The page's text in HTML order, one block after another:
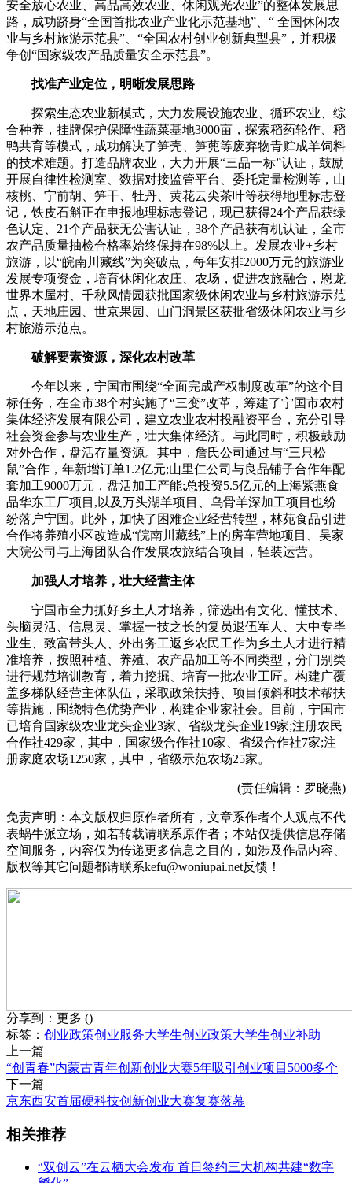
安全放心农业、高品高效农业、休闲观光农业”的整体发展思
路，成功跻身“全国首批农业产业化示范基地”、“ 全国休闲农
业与乡村旅游示范县”、“全国农村创业创新典型县”，并积极
争创“国家级农产品质量安全示范县”。
找准产业定位，明晰发展思路
探索生态农业新模式，大力发展设施农业、循环农业、综
合种养，挂牌保护保障性蔬菜基地3000亩，探索稻药轮作、稻
鸭共育等模式，成功解决了笋壳、笋蔸等废弃物青贮成羊饲料
的技术难题。打造品牌农业，大力开展“三品一标”认证，鼓励
开展自律性检测室、数据对接监管平台、委托定量检测等，山
核桃、宁前胡、笋干、牡丹、黄花云尖茶叶等获得地理标志登
记，铁皮石斛正在申报地理标志登记，现已获得24个产品获绿
色认定、21个产品获无公害认证，38个产品获有机认证，全市
农产品质量抽检合格率始终保持在98%以上。发展农业+乡村
旅游，以“皖南川藏线”为突破点，每年安排2000万元的旅游业
发展专项资金，培育休闲化农庄、农场，促进农旅融合，恩龙
世界木屋村、千秋风情园获批国家级休闲农业与乡村旅游示范
点，天地庄园、世京果园、山门洞景区获批省级休闲农业与乡
村旅游示范点。
破解要素资源，深化农村改革
今年以来，宁国市围绕“全面完成产权制度改革”的这个目
标任务，在全市38个村实施了“三变”改革，筹建了宁国市农村
集体经济发展有限公司，建立农业农村投融资平台，充分引导
社会资金参与农业生产，壮大集体经济。与此同时，积极鼓励
对外合作，盘活存量资源。其中，詹氏公司通过与“三只松
鼠”合作，年新增订单1.2亿元;山里仁公司与良品铺子合作年配
套加工9000万元，盘活加工产能;总投资5.5亿元的上海紫燕食
品华东工厂项目,以及万头湖羊项目、乌骨羊深加工项目也纷
纷落户宁国。此外，加快了困难企业经营转型，林苑食品引进
合作将养殖小区改造成“皖南川藏线”上的房车营地项目、吴家
大院公司与上海团队合作发展农旅结合项目，轻装运营。
加强人才培养，壮大经营主体
宁国市全力抓好乡土人才培养，筛选出有文化、懂技术、
头脑灵活、信息灵、掌握一技之长的复员退伍军人、大中专毕
业生、致富带头人、外出务工返乡农民工作为乡土人才进行精
准培养，按照种植、养殖、农产品加工等不同类型，分门别类
进行规范培训教育，着力挖掘、培育一批农业工匠。构建广覆
盖多梯队经营主体队伍，采取政策扶持、项目倾斜和技术帮扶
等措施，围绕特色优势产业，构建企业家社会。目前，宁国市
已培育国家级农业龙头企业3家、省级龙头企业19家;注册农民
合作社429家，其中，国家级合作社10家、省级合作社7家;注
册家庭农场1250家，其中，省级示范农场25家。
(责任编辑：罗晓燕)
免责声明：本文版权归原作者所有，文章系作者个人观点不代
表蜗牛派立场，如若转载请联系原作者；本站仅提供信息存储
空间服务，内容仅为传递更多信息之目的，如涉及作品内容、
版权等其它问题都请联系kefu@woniupai.net反馈！
分享到： 更多 ()
标签： 创业政策创业服务大学生创业政策大学生创业补助
上一篇
“创青春”内蒙古青年创新创业大赛5年吸引创业项目5000多个
下一篇
京东西安首届硬科技创新创业大赛复赛落幕
相关推荐
“双创云”在云栖大会发布 首日签约三大机构共建“数字